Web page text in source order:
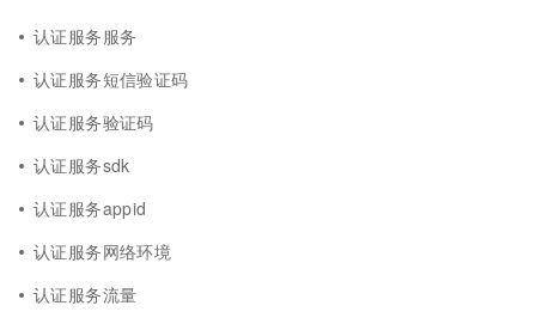
认证服务服务
认证服务短信验证码
认证服务验证码
认证服务sdk
认证服务appid
认证服务网络环境
认证服务流量